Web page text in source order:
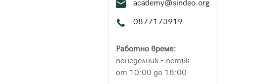
academy@sindeo.org
0877173919
Работно време:
понеделник - петък
от 10:00 до 18:00